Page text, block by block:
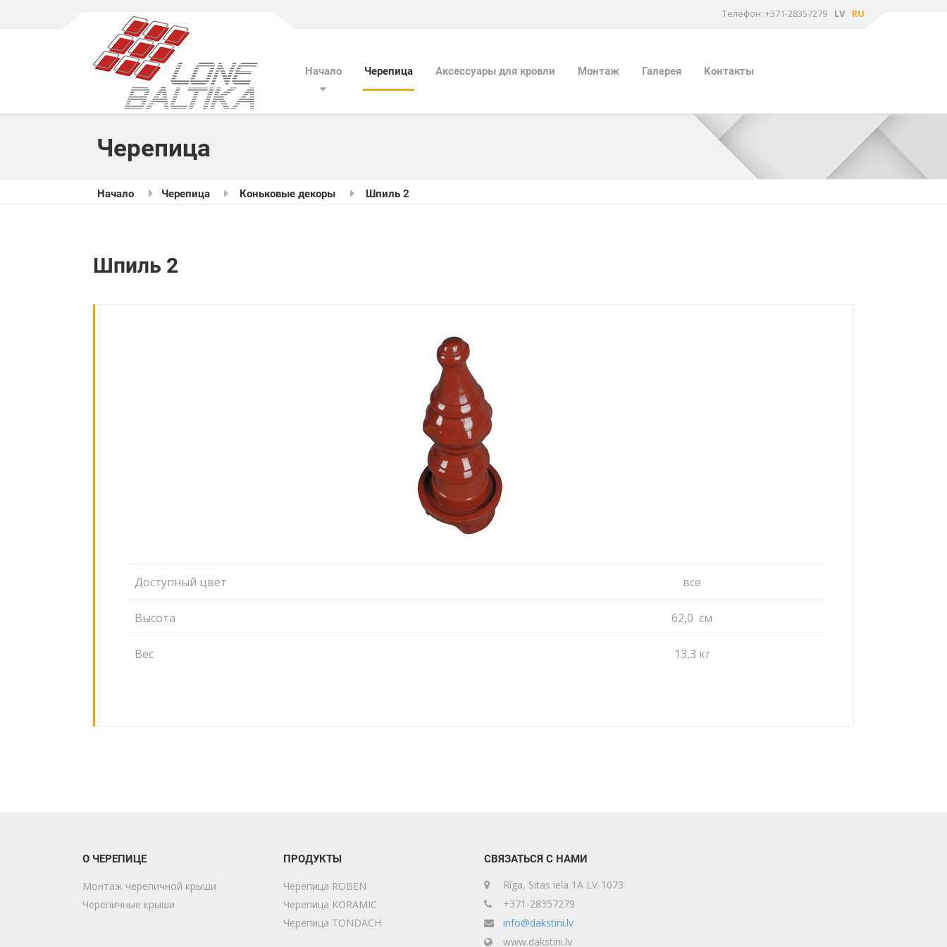
Tелефон: +371-28357279 LV RU
Начало Черепица Aксессуары для кровли Mонтаж Галерея Kонтакты
Черепица
Начало Черепица Коньковые декоры Шпиль 2
Шпиль 2
Доступный цвет все
Высота 62,0 cм
Вес 13,3 кг
О ЧЕРЕПИЦЕ
Монтаж черепичной крыши
Черепичные крыши
ПРОДУКТЫ
Черепица ROBEN
Черепица KORAMIC
Черепица TONDACH
СВЯЗАТЬСЯ С НАМИ
Rīga, Sitas iela 1A LV-1073
+371-28357279
info@dakstini.lv
www.dakstini.lv